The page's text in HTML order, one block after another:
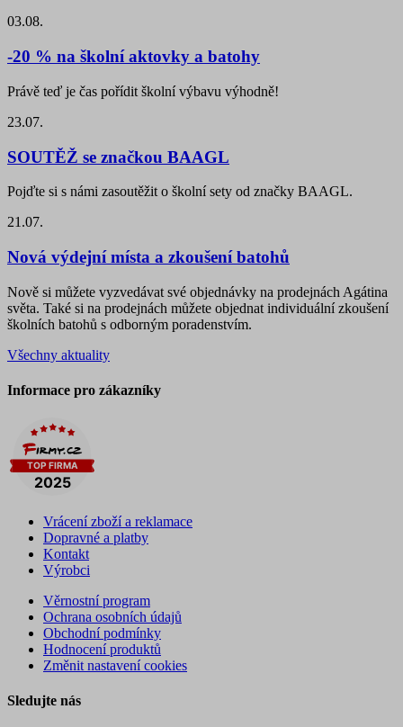
03.08.
-20 % na školní aktovky a batohy
Právě teď je čas pořídit školní výbavu výhodně!
23.07.
SOUTĚŽ se značkou BAAGL
Pojďte si s námi zasoutěžit o školní sety od značky BAAGL.
21.07.
Nová výdejní místa a zkoušení batohů
Nově si můžete vyzvedávat své objednávky na prodejnách Agátina
světa. Také si na prodejnách můžete objednat individuální zkoušení
školních batohů s odborným poradenstvím.
Všechny aktuality
Informace pro zákazníky
Vrácení zboží a reklamace
Dopravné a platby
Kontakt
Výrobci
Věrnostní program
Ochrana osobních údajů
Obchodní podmínky
Hodnocení produktů
Změnit nastavení cookies
Sledujte nás